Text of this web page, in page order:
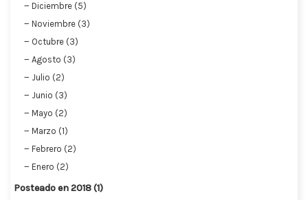
Diciembre (5)
Noviembre (3)
Octubre (3)
Agosto (3)
Julio (2)
Junio (3)
Mayo (2)
Marzo (1)
Febrero (2)
Enero (2)
Posteado en 2018 (1)